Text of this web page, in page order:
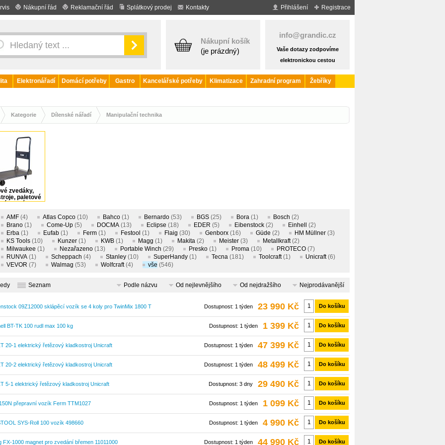
Nákupní řád Reklamační řád Splátkový prodej Kontakty Registrace
Přihlášení
Nákupní košík
(je prázdný)
info@grandic.cz
Vaše dotazy zodpovíme
elektronickou cestou
Elektronářadí Domácí potřeby Gastro Kancelářské potřeby Klimatizace Zahradní program
Žebříky
Kategorie Dílenské nářadí Manipulační technika
zvedáky,
paletové
jiné
AMF (4) Atlas Copco (10) Bahco (1) Bernardo (53) BGS (25) Bora (1) Bosch (2)
Brano (1) Come-Up (5) DOCMA (13) Eclipse (18) EDER (5) Eibenstock (2) Einhell
(2)
Erba (1) Eufab (1) Ferm (1) Festool (1) Flaig (30) Genborx (16) Güde (2) HM Müllner (3)
KS Tools (10) Kunzer (1) KWB (1) Magg (1) Makita (2) Meister (3) Metallkraft (2)
Milwaukee (1) Nezařazeno (13) Portable Winch (29) Presko (1) Proma (10) PROTECO (7)
RUNVA (1) Scheppach (4) Stanley (10) SuperHandy (1) Tecna (181) Toolcraft (1) Unicraft (6)
VEVOR (7) Walmag (53) Wolfcraft (4) vše (546)
Seznam Podle názvu Od nejlevnějšího Od nejdražšího Nejprodávanější
Do košíku
23 990 Kč
Dostupnost: 1 týden
09Z12000 sklápěcí vozík se 4 koly pro TwinMix 1800 T
Do košíku
1 399 Kč
Dostupnost: 1 týden
BT-TK 100 rudl max 100 kg
Do košíku
47 399 Kč
Dostupnost: 1 týden
20-1 elektrický řetězový kladkostroj Unicraft
Do košíku
48 499 Kč
Dostupnost: 1 týden
20-2 elektrický řetězový kladkostroj Unicraft
Do košíku
29 490 Kč
Dostupnost: 3 dny
5-1 elektrický řetězový kladkostroj Unicraft
Do košíku
1 099 Kč
Dostupnost: 1 týden
přepravní vozík Ferm TTM1027
Do košíku
4 990 Kč
Dostupnost: 1 týden
SYS-Roll 100 vozík 498660
Do košíku
44 990 Kč
Dostupnost: 1 týden
FX-1000 magnet pro zvedání břemen 11011000